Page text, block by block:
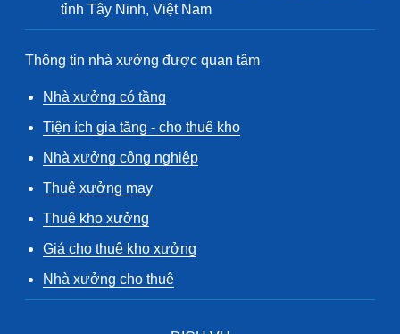
tỉnh Tây Ninh, Việt Nam
Thông tin nhà xưởng được quan tâm
Nhà xưởng có tầng
Tiện ích gia tăng - cho thuê kho
Nhà xưởng công nghiệp
Thuê xưởng may
Thuê kho xưởng
Giá cho thuê kho xưởng
Nhà xưởng cho thuê